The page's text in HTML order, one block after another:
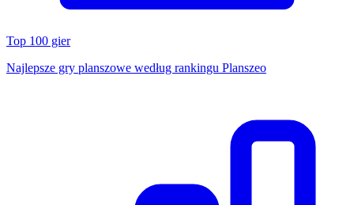
Top 100 gier
Najlepsze gry planszowe według rankingu Planszeo